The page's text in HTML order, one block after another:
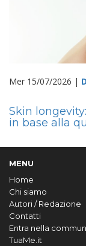
Mer 15/07/2026 |
Skin
in base alla
MENU
Home
Chi siamo
Autori / Redazione
Contatti
Entra nella
TuaMe.it